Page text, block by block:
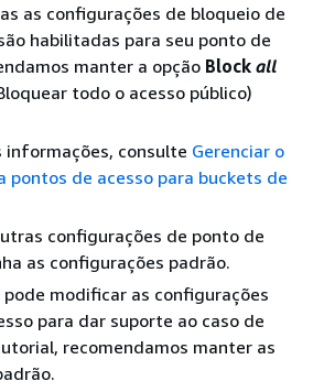
as configurações de bloqueio de
habilitadas para seu ponto de
manter a opção Block all
todo o acesso público)
informações, consulte Gerenciar o
pontos de acesso para buckets de
configurações de ponto de
as configurações padrão.
pode modificar as configurações
para dar suporte ao caso de
recomendamos manter as